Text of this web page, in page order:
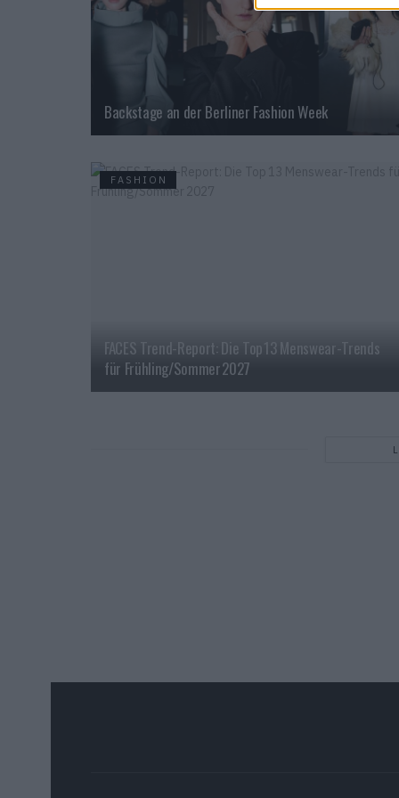
Backstage an der Berliner Fashion Week
FASHION
FACES Trend-Report: Die Top 13 Menswear-Trends
für Frühling/Sommer 2027